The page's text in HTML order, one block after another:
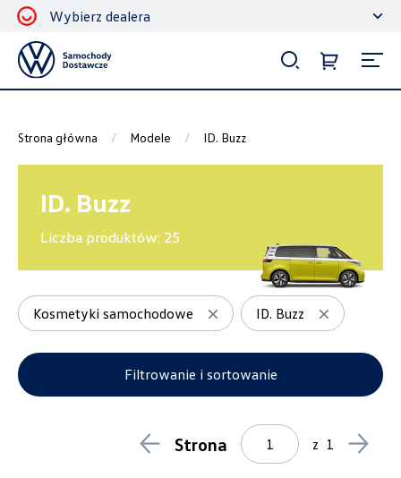
Wybierz dealera
Strona główna Modele ID. Buzz
ID. Buzz
Liczba produktów: 25
Kosmetyki samochodowe ID. Buzz
Filtrowanie i sortowanie
Sortuj
Pokaż na stronie
Kategorie
Koła zimowe
14
Filtrowanie i sortowanie
Strona z 1